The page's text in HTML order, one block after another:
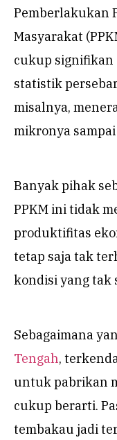
Pemberlakukan
Masyarakat
cukup
statistik
misalnya,
mikronya
Banyak pihak
PPKM ini tidak
produktifitas
tetap saja tak
kondisi yang tak
Sebagaimana
Tengah,
untuk pabrikan
cukup berarti.
tembakau jadi